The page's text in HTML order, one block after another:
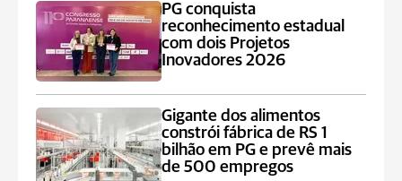
PG conquista
reconhecimento estadual
com dois Projetos
Inovadores 2026
Gigante dos alimentos
constrói fábrica de RS 1
bilhão em PG e prevê mais
de 500 empregos